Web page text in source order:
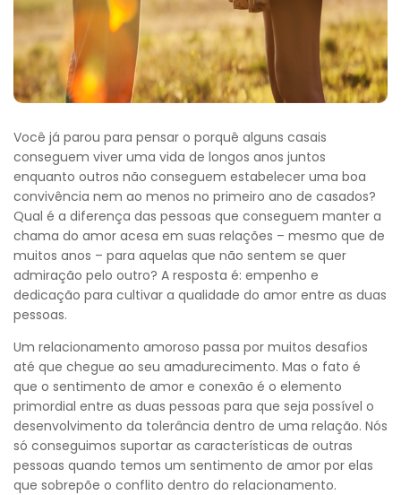
Você já parou para pensar o porquê alguns casais
conseguem viver uma vida de longos anos juntos
enquanto outros não conseguem estabelecer uma boa
convivência nem ao menos no primeiro ano de casados?
Qual é a diferença das pessoas que conseguem manter a
chama do amor acesa em suas relações – mesmo que de
muitos anos – para aquelas que não sentem se quer
admiração pelo outro? A resposta é: empenho e
dedicação para cultivar a qualidade do amor entre as duas
pessoas.
Um relacionamento amoroso passa por muitos desafios
até que chegue ao seu amadurecimento. Mas o fato é
que o sentimento de amor e conexão é o elemento
primordial entre as duas pessoas para que seja possível o
desenvolvimento da tolerância dentro de uma relação. Nós
só conseguimos suportar as características de outras
pessoas quando temos um sentimento de amor por elas
que sobrepõe o conflito dentro do relacionamento.